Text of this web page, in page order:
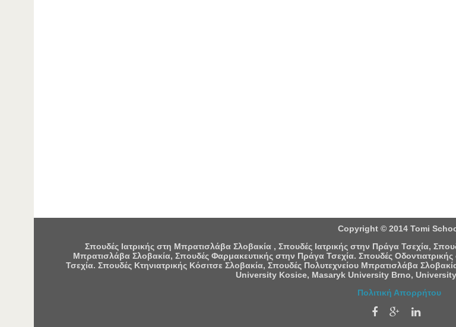
Copyright © 2014 Tomi
Σπουδές Ιατρικής στη Μπρατισλάβα Σλοβακία , Σπουδές Ιατρικής στην Πράγα Τσεχία,
Μπρατισλάβα Σλοβακία, Σπουδές Φαρμακευτικής στην Πράγα Τσεχία. Σπουδές
Τσεχία. Σπουδές Κτηνιατρικής Κόσιτσε Σλοβακία, Σπουδές Πολυτεχνείου Μπρατισλάβα
University Kosice, Masaryk University Brno,
Πολιτική Απορρήτου